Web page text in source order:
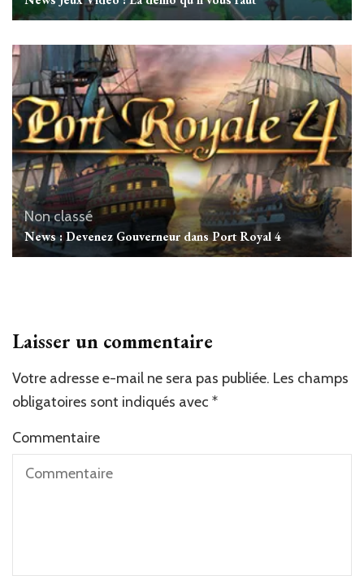
Non classé
News : Devenez Gouverneur dans Port Royal 4
Laisser un commentaire
Votre adresse e-mail ne sera pas publiée. Les champs
obligatoires sont indiqués avec *
Commentaire